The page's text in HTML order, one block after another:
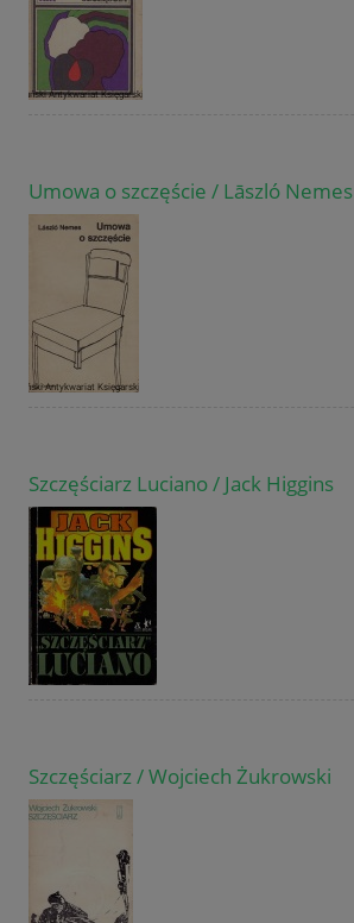
Umowa o szczęście / Lāszló Nemes
Szczęściarz Luciano / Jack Higgins
Szczęściarz / Wojciech Żukrowski